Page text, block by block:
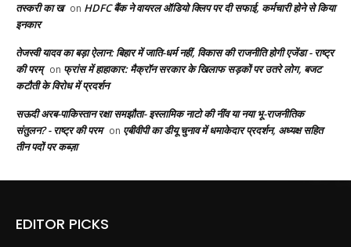
तस्करी का ख on HDFC बैंक ने वायरल ऑडियो क्लिप पर दी सफाई, कर्मचारी होने से किया
इनकार
तेजस्वी यादव का बड़ा ऐलान: बिहार में जाति-धर्म नहीं, विकास की राजनीति होगी एजेंडा - राष्ट्र
की परम् on फ्रांस में हाहाकार: मैक्रॉन सरकार के खिलाफ सड़कों पर उतरे लोग, बजट
कटौती के विरोध में प्रदर्शन
सऊदी अरब-पाकिस्तान रक्षा समझौता- इस्लामिक नाटो की नींव या नया भू-राजनीतिक
संतुलन? - राष्ट्र की परम on एबीवीपी का डीयू चुनाव में धमाकेदार प्रदर्शन, अध्यक्ष सहित
तीन पदों पर कब्ज़ा
EDITOR PICKS